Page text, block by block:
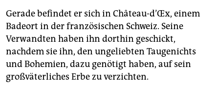
Gerade befindet er sich in Château-d’Œx, einem
Badeort in der französischen Schweiz. Seine
Verwandten haben ihn dorthin geschickt,
nachdem sie ihn, den ungeliebten Taugenichts
und Bohemien, dazu genötigt haben, auf sein
großväterliches Erbe zu verzichten.